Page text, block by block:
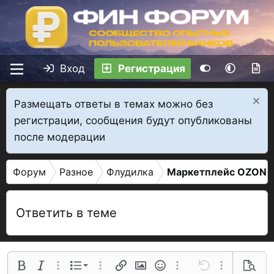
Вход Регистрация
Размещать ответы в темах можно без
регистрации, сообщения будут опубликованы
после модерации
Форум Разное Флудилка Маркетплейс OZON
Ответить в теме
Полужирный
КурсивДополнительные параметры...
Список
Нумерованный список
Дополнительные параметры...
СсылкаИзображение
СмайлыДополнительные
Отменить